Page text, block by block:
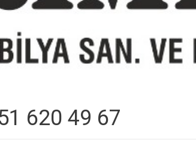
620 49 67